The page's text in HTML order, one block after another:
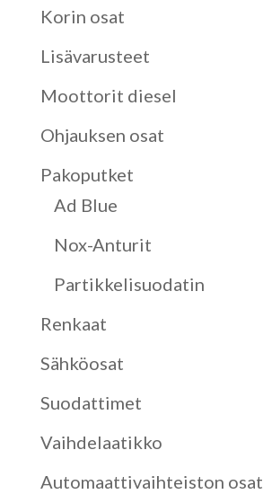
Korin osat
Lisävarusteet
Moottorit diesel
Ohjauksen osat
Pakoputket
Ad Blue
Nox-Anturit
Partikkelisuodatin
Renkaat
Sähköosat
Suodattimet
Vaihdelaatikko
Automaattivaihteiston osat